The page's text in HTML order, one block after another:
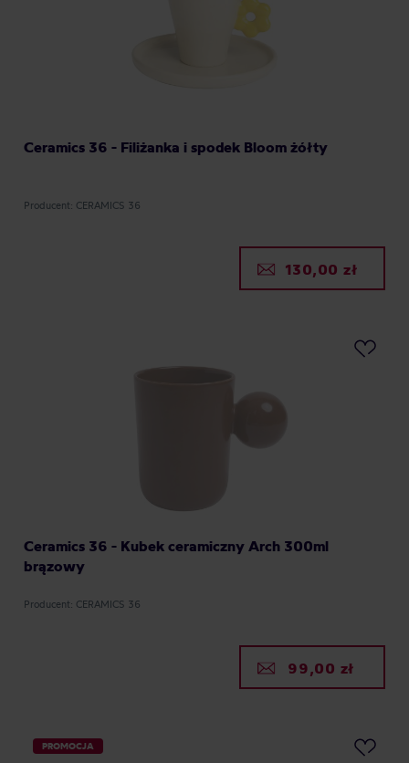
Ceramics 36 - Filiżanka i spodek Bloom żółty
Producent: CERAMICS 36
130,00 zł
Ceramics 36 - Kubek ceramiczny Arch 300ml
brązowy
Producent: CERAMICS 36
99,00 zł
PROMOCJA